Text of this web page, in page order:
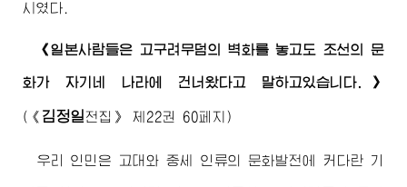
시였다.
《일본사람들은 고구려무덤의 벽화를 놓고도 조선의 문
화가 자기네 나라에 건너왔다고 말하고있습니다.》
( 《 김정일 전집》 제22권 60페지)
우리 인민은 고대와 중세 인류의 문화발전에 커다란 기